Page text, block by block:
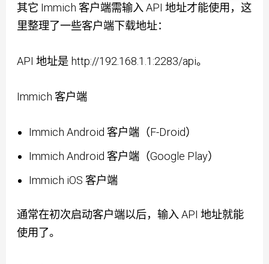
其它 Immich 客户端需输入 API 地址才能使用，这
里整理了一些客户端下载地址：
API 地址是 http://192.168.1.1:2283/api。
Immich 客户端
Immich Android 客户端（F-Droid）
Immich Android 客户端（Google Play）
Immich iOS 客户端
通常在初次启动客户端以后，输入 API 地址就能
使用了。